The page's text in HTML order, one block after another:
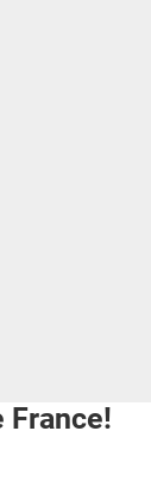
France!